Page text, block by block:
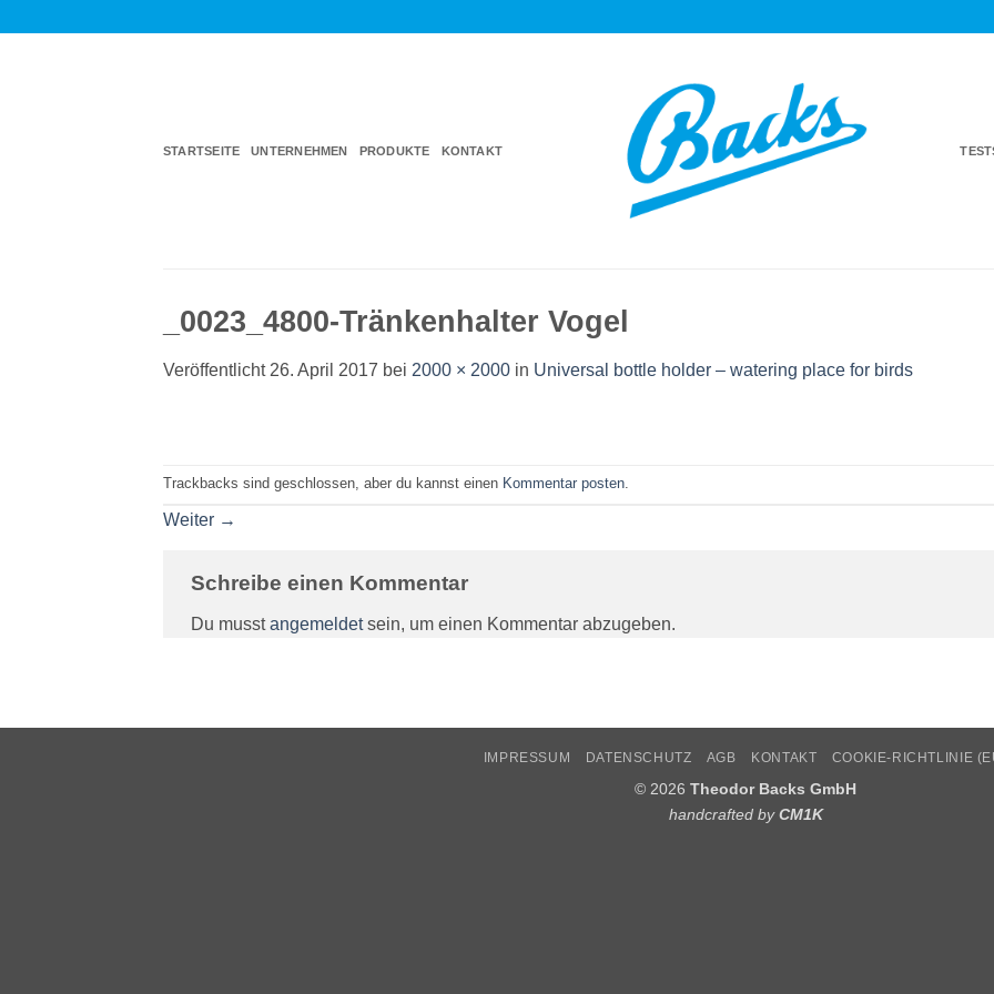
STARTSEITE UNTERNEHMEN PRODUKTE KONTAKT
_0023_4800-Tränkenhalter Vogel
Veröffentlicht 26. April 2017 bei 2000 × 2000 in Universal bottle holder – watering place for birds
Trackbacks sind geschlossen, aber du kannst einen Kommentar posten
Weiter →
Schreibe einen Kommentar
Du musstangemeldetsein, um einen Kommentar abzugeben.
IMPRESSUM DATENSCHUTZ AGB KONTAKT COOKIE-RICHTLINIE
© 2026 Theodor Backs GmbH
handcrafted byCM1K